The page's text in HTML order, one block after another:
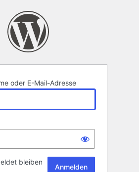
oder E-Mail-Adresse
bleiben